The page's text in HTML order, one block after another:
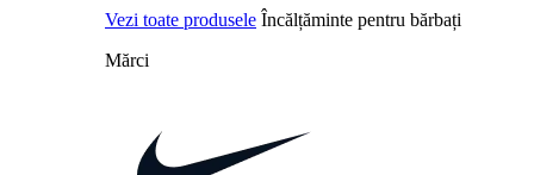
Vezi toate produsele Încălțăminte pentru bărbați
Mărci